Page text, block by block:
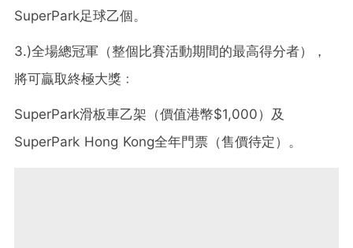
SuperPark足球乙個。
3.)全場總冠軍（整個比賽活動期間的最高得分者），
將可贏取終極大獎﹕
SuperPark滑板車乙架（價值港幣$1,000）及
SuperPark Hong Kong全年門票（售價待定）。